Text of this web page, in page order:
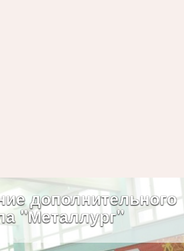
дополнительного
"Металлург"